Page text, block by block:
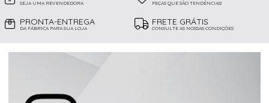
SEJA UMA REVENDEDORA PEÇAS QUE SÃO TENDÊNCIAS!
PRONTA-ENTREGA
DA FÁBRICA PARA SUA LOJA
FRETE GRÁTIS
CONSULTE AS NOSSAS CONDIÇÕES